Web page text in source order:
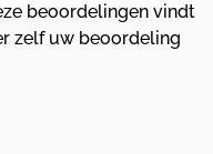
beoordelingen vindt
zelf uw beoordeling